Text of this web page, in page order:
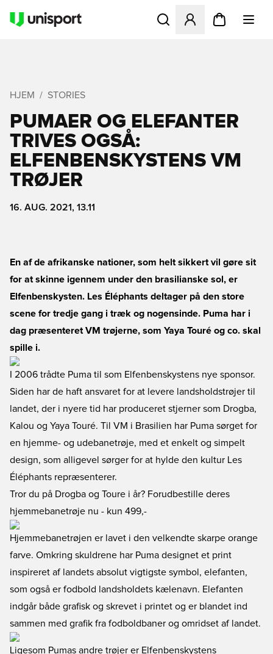
Åbner en Modal til at
HJEM STORIES
PUMAER OG ELEFANTER
TRIVES OGSÅ:
ELFENBENSKYSTENS VM
TRØJER
16. AUG. 2021, 13.11
En af de afrikanske nationer, som helt sikkert vil gøre sit
for at skinne igennem under den brasilianske sol, er
Elfenbenskysten. Les Éléphants deltager på den store
scene for tredje gang i træk og nogensinde. Puma har i
dag præsenteret VM trøjerne, som Yaya Touré og co. skal
spille i.
I 2006 trådte Puma til som Elfenbenskystens nye sponsor.
Siden har de haft ansvaret for at levere landsholdstrøjer til
landet, der i nyere tid har produceret stjerner som Drogba,
Kalou og Yaya Touré. Til VM i Brasilien har Puma sørget for
en hjemme- og udebanetrøje, med et enkelt og simpelt
design, som alligevel sørger for at hylde den kultur Les
Éléphants repræsenterer.
Tror du på Drogba og Toure i år? Forudbestille deres
hjemmebanetrøje nu - kun 499,-
Hjemmebanetrøjen er lavet i den velkendte skarpe orange
farve. Omkring skuldrene har Puma designet et print
inspireret af landets absolut vigtigste symbol, elefanten,
som også er fodbold landsholdets kælenavn. Elefanten
indgår både grafisk og skrevet i printet og er blandet ind
sammen med grafik fra fodboldbaner og omridset af landet.
Ligesom Pumas andre trøjer er Elfenbenskystens